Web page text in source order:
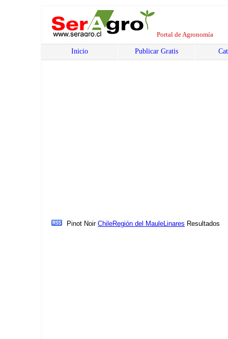
Portal de Agronomía
Inicio Publicar Gratis
Pinot Noir ChileRegión del MauleLinares Resultados